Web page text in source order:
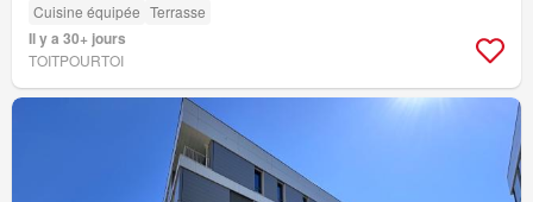
Cuisine équipée Terrasse
Il y a 30+ jours
TOITPOURTOI